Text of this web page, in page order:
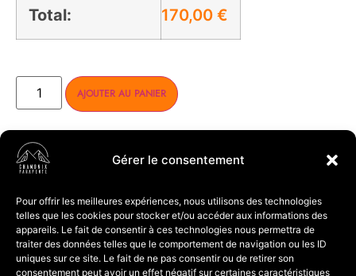
Gérer le consentement
Pour offrir les meilleures expériences, nous utilisons des technologies
telles que les cookies pour stocker et/ou accéder aux informations des
appareils. Le fait de consentir à ces technologies nous permettra de
traiter des données telles que le comportement de navigation ou les ID
uniques sur ce site. Le fait de ne pas consentir ou de retirer son
consentement peut avoir un effet négatif sur certaines caractéristiques
Total: 170,00 €
AJOUTER AU PANIER
PARTAGER :
Description